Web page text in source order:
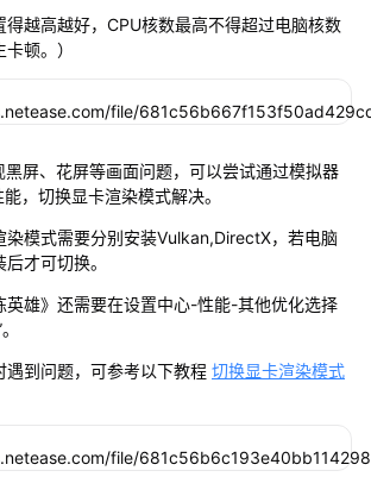
得越高越好，CPU核数最高不得超过电脑核数
顿。）
屏、花屏等画面问题，可以尝试通过模拟器
，切换显卡渲染模式解决。
染模式需要分别安装Vulkan,DirectX，若电脑
才可切换。
英雄》还需要在设置中心-性能-其他优化选择
遇到问题，可参考以下教程 切换显卡渲染模式